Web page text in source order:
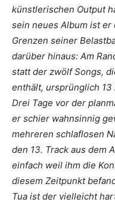
künstlerischen Output
sein neues Album ist er
Grenzen seiner
darüber hinaus: Am
statt der zwölf Songs,
enthält, ursprünglich
Drei Tage vor der
er schier wahnsinnig
mehreren schlaflosen
den 13. Track aus dem
einfach weil ihm die
diesem Zeitpunkt
Tua ist der vielleicht